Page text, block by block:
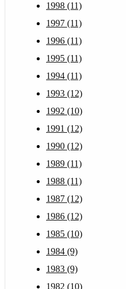
1998 (11)
1997 (11)
1996 (11)
1995 (11)
1994 (11)
1993 (12)
1992 (10)
1991 (12)
1990 (12)
1989 (11)
1988 (11)
1987 (12)
1986 (12)
1985 (10)
1984 (9)
1983 (9)
1982 (10)